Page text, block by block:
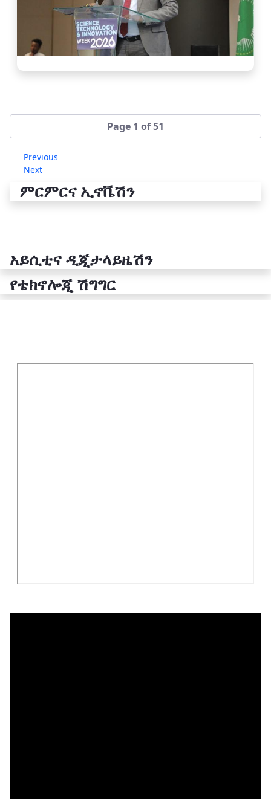
Page 1 of 51
Previous
Next
ምርምርና ኢኖቬሽን
አይሲቲና ዲጂታላይዜሽን
የቴክኖሎጂ ሽግግር